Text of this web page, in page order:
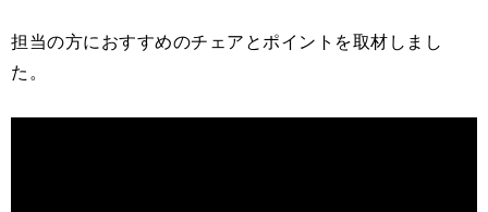
担当の方におすすめのチェアとポイントを取材しまし
た。